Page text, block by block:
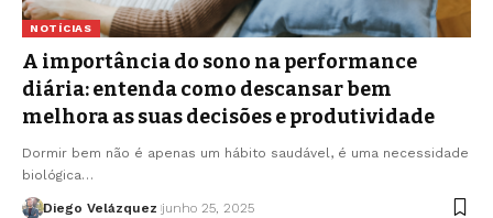
NOTÍCIAS
A importância do sono na performance
diária: entenda como descansar bem
melhora as suas decisões e produtividade
Dormir bem não é apenas um hábito saudável, é uma necessidade
biológica…
Diego Velázquez junho 25, 2025